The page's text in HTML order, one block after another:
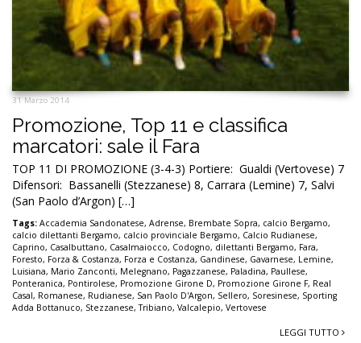
31 Marzo 2014
Promozione, Top 11 e classifica
marcatori: sale il Fara
TOP 11 DI PROMOZIONE (3-4-3) Portiere: Gualdi (Vertovese) 7
Difensori: Bassanelli (Stezzanese) 8, Carrara (Lemine) 7, Salvi
(San Paolo d’Argon) […]
Tags: Accademia Sandonatese, Adrense, Brembate Sopra, calcio Bergamo,
calcio dilettanti Bergamo, calcio provinciale Bergamo, Calcio Rudianese,
Caprino, Casalbuttano, Casalmaiocco, Codogno, dilettanti Bergamo, Fara,
Foresto, Forza & Costanza, Forza e Costanza, Gandinese, Gavarnese, Lemine,
Luisiana, Mario Zanconti, Melegnano, Pagazzanese, Paladina, Paullese,
Ponteranica, Pontirolese, Promozione Girone D, Promozione Girone F, Real
Casal, Romanese, Rudianese, San Paolo D'Argon, Sellero, Soresinese, Sporting
Adda Bottanuco, Stezzanese,Tribiano, Valcalepio, Vertovese
LEGGI TUTTO